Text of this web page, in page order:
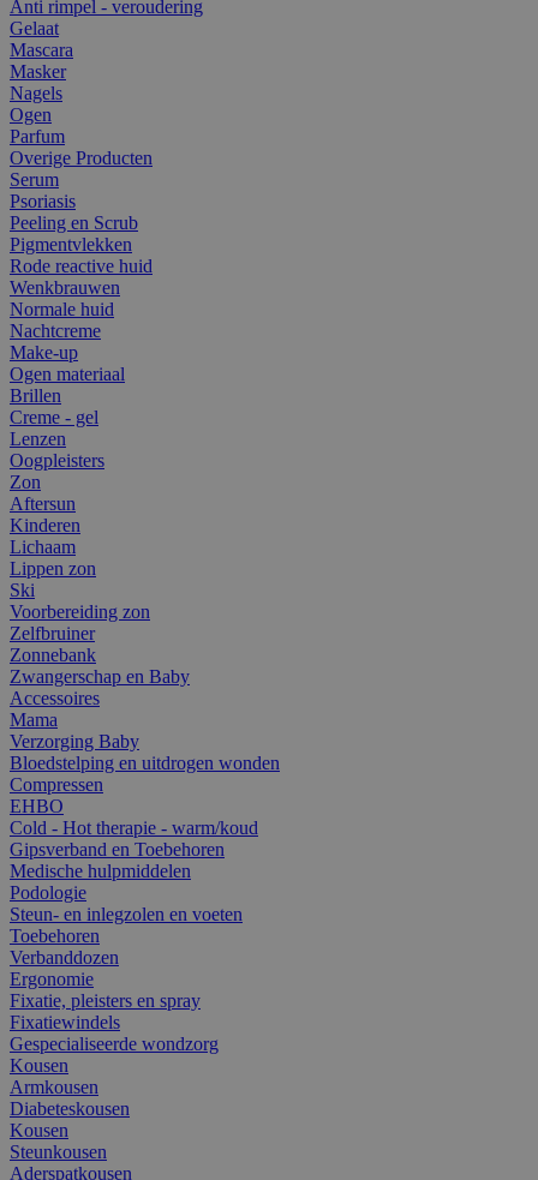
Anti rimpel - veroudering
Gelaat
Mascara
Masker
Nagels
Ogen
Parfum
Overige Producten
Serum
Psoriasis
Peeling en Scrub
Pigmentvlekken
Rode reactive huid
Wenkbrauwen
Normale huid
Nachtcreme
Make-up
Ogen materiaal
Brillen
Creme - gel
Lenzen
Oogpleisters
Zon
Aftersun
Kinderen
Lichaam
Lippen zon
Ski
Voorbereiding zon
Zelfbruiner
Zonnebank
Zwangerschap en Baby
Accessoires
Mama
Verzorging Baby
Bloedstelping en uitdrogen wonden
Compressen
EHBO
Cold - Hot therapie - warm/koud
Gipsverband en Toebehoren
Medische hulpmiddelen
Podologie
Steun- en inlegzolen en voeten
Toebehoren
Verbanddozen
Ergonomie
Fixatie, pleisters en spray
Fixatiewindels
Gespecialiseerde wondzorg
Kousen
Armkousen
Diabeteskousen
Kousen
Steunkousen
Aderspatkousen